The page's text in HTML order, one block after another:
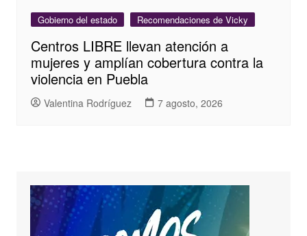
Gobierno del estado Recomendaciones de Vicky
Centros LIBRE llevan atención a
mujeres y amplían cobertura contra la
violencia en Puebla
Valentina Rodríguez 7 agosto, 2026